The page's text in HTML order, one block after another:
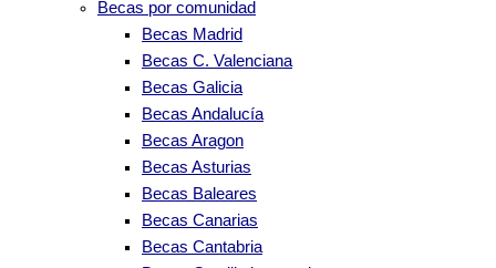
Becas por comunidad
Becas Madrid
Becas C. Valenciana
Becas Galicia
Becas Andalucía
Becas Aragon
Becas Asturias
Becas Baleares
Becas Canarias
Becas Cantabria